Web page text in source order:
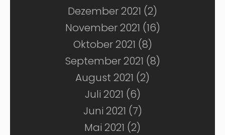
Dezember 2021 (2)
November 2021 (16)
Oktober 2021 (8)
September 2021 (8)
August 2021 (2)
Juli 2021 (6)
Juni 2021 (7)
Mai 2021 (2)